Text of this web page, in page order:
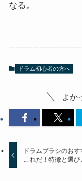
なる。
ドラム初心者の方へ
よか
ドラムブラシのおす
これだ！特徴と選び